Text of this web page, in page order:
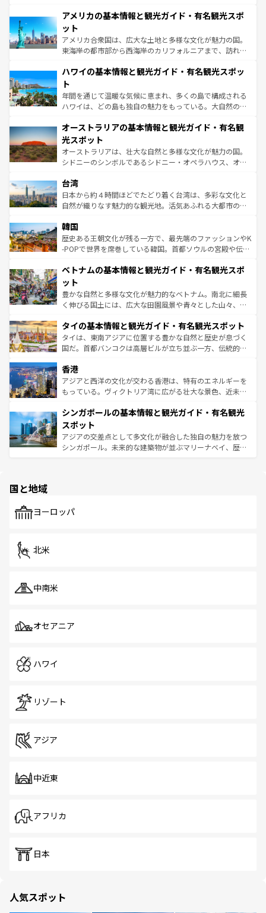
ンツ一覧を参照してほしい。
の建物がそのまま残る町や、スイスならではのユニークな
博物館もあり、アルプス観光だけでなく町歩きも満喫する
ことができる。国民の所得が高いため物価も高いが、旅行
者向けの交通パス提供のサービスもあり、うまく活用すれ
着のスイス情報はコンテンツ一覧を参照してほしい。
アメリカの基本情報と観光ガイド・有名観光スポ
ット
アメリカ合衆国は、広大な土地と多様な文化が魅力の国。
東海岸の都市部から西海岸のカリフォルニアまで、訪れる
のような巨大都市は、観光、ショッピング、エンターテイ
ンメントが詰まった刺激的なスポットだ。一方、アメリカ
西部には大自然が広がり、グランドキャニオンやイエロー
ストーン国立公園といった絶景が堪能できる。さらに、南
文化が魅力。旅行者はアメリカの各地域で異なる魅力を楽
しみながら、その多様性と豊かな歴史を感じることができ
るだろう。車でのロードトリップや列車の旅も、アメリカ
ならではの贅沢な旅のスタイルだ。 なお、新着のアメリカ
情報は コンテンツ一覧 を参照してほしい。
ハワイの基本情報と観光ガイド・有名観光スポッ
ト
年間を通じて温暖な気候に恵まれ、多くの島で構成される
ハワイは、どの島も独自の魅力をもっている。大自然の神
ワイ島は見逃せない。また、定番の観光地といえばオアフ
島だが、静かな自然を求めるならマウイ島やカウアイ島が
おすすめ。エメラルドグリーンに輝く海をはじめ、豊かな
文化や歴史が息づいている。「アロハスピリット」と呼ば
人々、おいしいローカルフードやハワイアンミュージッ
ク、伝統的なフラダンスなど、すべてがハワイの魅力を彩
っている。訪れるたびに新しい発見と感動が待っているハ
はコンテンツ一覧
オーストラリアの基本情報と観光ガイド・有名観
光スポット
オーストラリアは、壮大な自然と多様な文化が魅力の国。
シドニーのシンボルであるシドニー・オペラハウス、オー
リアリーフや大陸中央部にそびえるウルル（エアーズロッ
ク）、タスマニアの美しい原生林やケアンズの熱帯雨林な
ど、見どころがたくさん。また、カフェやワイン、オージ
いる。アクティビティも充実しており、サーフィンやダイ
ビング、ハイキングなど、アウトドア好きにはたまらな
い。オーストラリアの多彩な魅力を存分に味わいつくそ
参照してほしい。
台湾
日本から約４時間ほどでたどり着く台湾は、多彩な文化と
自然が織りなす魅力的な観光地。活気あふれる大都市の台
ン）、静ひつな山岳地帯である台湾東部など、都市の喧騒
と山間の静けさが共存しており、訪れる人に新しい発見と
驚きをもたらしてくれる。また、奥深い台湾の食文化も魅
容にもいいと評判のスイーツなど、バラエティ豊かな料理
照してほしい。
韓国
歴史ある王朝文化が残る一方で、最先端のファッションやK
-POPで世界を席巻している韓国。首都ソウルの宮殿や伝統
き、地方に足を延ばせば四季折々の自然美を楽しむことが
できる。そして、キムチや焼肉、絶品のストリートフード
まで、さまざまな韓国料理が待っている。夜には、韓国な
らではのナイトライフも堪能できる。あたたかいホスピタ
わってみてほしい。 なお、新着の韓国情報はコンテンツ一
覧 を参照してほしい。
ベトナムの基本情報と観光ガイド・有名観光スポ
ット
豊かな自然と多様な文化が魅力的なベトナム。南北に細長
く伸びる国土には、広大な田園風景や青々とした山々、世
急速な発展と共に伝統が息づく。ハノイの古い町並みやホ
ーチミン市のフランス統治時代の建物も、独特の雰囲気を
醸し出している。また、バラエティの豊かさとおいしさで
とつ。フォーやバインミー、ベトナムコーヒーなどは、ぜ
ひ現地で味わいたい。どの地域を訪れてもあたたかい人々
が旅行者を迎えてくれるので、きっと忘れられない旅にな
参照してほしい。
タイの基本情報と観光ガイド・有名観光スポット
タイは、東南アジアに位置する豊かな自然と歴史が息づく
国だ。首都バンコクは高層ビルが立ち並ぶ一方、伝統的な
の活気が交差している。北部ではチェンマイなどの山岳地
帯で自然と触れ合い、南部ではプーケットやクラビの美し
いビーチでリゾート気分を楽しむことができる。タイ料理
激する。気候は一年中温暖で、どの季節にも異なる楽しみ
が待っている。親しみやすいタイの人々、仏教を中心とし
た文化、そして多様な観光資源が、訪れる旅人を魅了し続
ける。 なお、新着のタイ情報はコンテンツ一覧を参照して
香港
アジアと西洋の文化が交わる香港は、特有のエネルギーを
もっている。ヴィクトリア湾に広がる壮大な景色、近未来
み、どこを訪れても感動するはず。観光スポットが密集し
ており、効率よく見どころを回れるのも魅力。息をのむよ
うな絶景から文化的な体験まで、香港を存分に楽しみ尽く
そう。 なお、新着の香港情報はコンテンツ一覧を参照して
シンガポールの基本情報と観光ガイド・有名観光
スポット
アジアの交差点として多文化が融合した独自の魅力を放つ
シンガポール。未来的な建築物が並ぶマリーナベイ、歴史
で、ホーカーズは地元の風情を楽しめる外せないスポット
国と地域
ヨーロッパ
北米
中南米
オセアニア
ハワイ
リゾート
アジア
中近東
アフリカ
日本
人気スポット